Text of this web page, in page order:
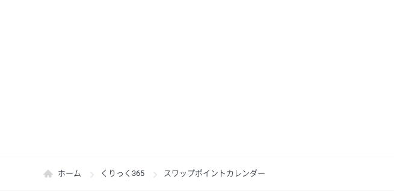
ホーム くりっく365 スワップポイントカレンダー